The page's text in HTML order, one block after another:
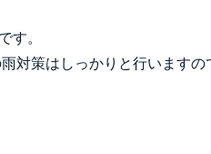
す。
対策はしっかりと行います